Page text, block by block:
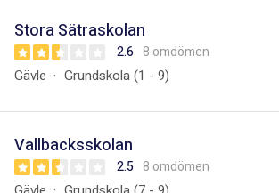
Stora Sätraskolan
2.6 8 omdömen
Gävle Grundskola (1 - 9)
Vallbacksskolan
2.5 8 omdömen